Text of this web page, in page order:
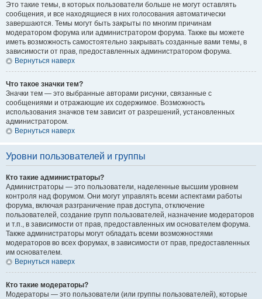
Это такие темы, в которых пользователи больше не могут оставлять
сообщения, и все находящиеся в них голосования автоматически
завершаются. Темы могут быть закрыты по многим причинам
модератором форума или администратором форума. Также вы можете
иметь возможность самостоятельно закрывать созданные вами темы, в
зависимости от прав, предоставленных администратором форума.
Вернуться наверх
Что такое значки тем?
Значки тем — это выбранные авторами рисунки, связанные с
сообщениями и отражающие их содержимое. Возможность
использования значков тем зависит от разрешений, установленных
администратором.
Вернуться наверх
Уровни пользователей и группы
Кто такие администраторы?
Администраторы — это пользователи, наделенные высшим уровнем
контроля над форумом. Они могут управлять всеми аспектами работы
форума, включая разграничение прав доступа, отключение
пользователей, создание групп пользователей, назначение модераторов
и т.п., в зависимости от прав, предоставленных им основателем форума.
Также администраторы могут обладать всеми возможностями
модераторов во всех форумах, в зависимости от прав, предоставленных
им основателем.
Вернуться наверх
Кто такие модераторы?
Модераторы — это пользователи (или группы пользователей), которые